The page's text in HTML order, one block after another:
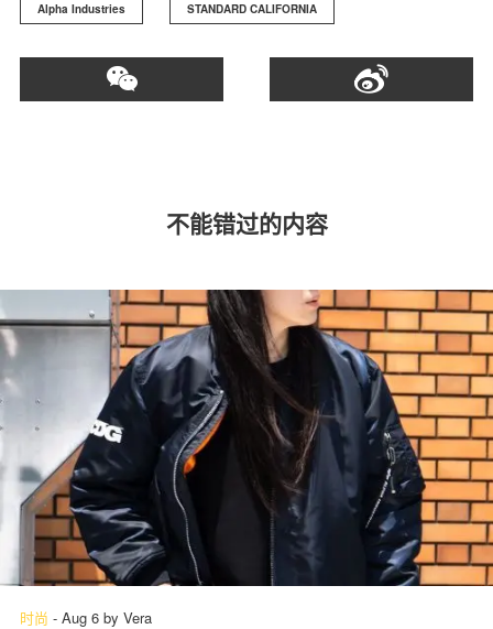
Alpha Industries STANDARD CALIFORNIA
不能错过的内容
时尚 - Aug 6 by Vera